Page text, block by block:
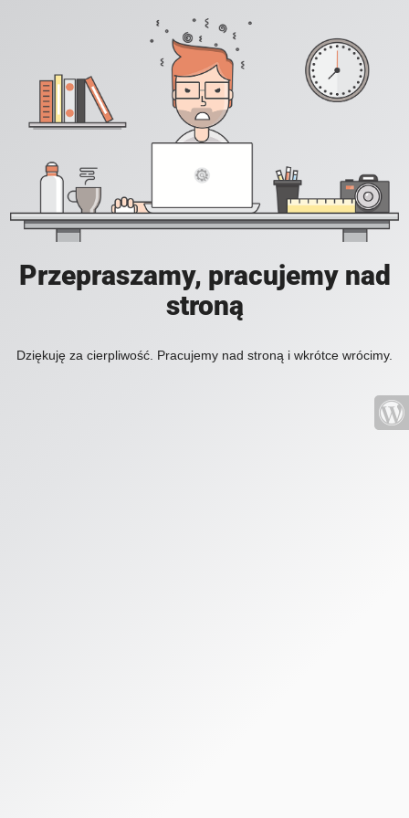
Przepraszamy, pracujemy nad
stroną
Dziękuję za cierpliwość. Pracujemy nad stroną i wkrótce wrócimy.